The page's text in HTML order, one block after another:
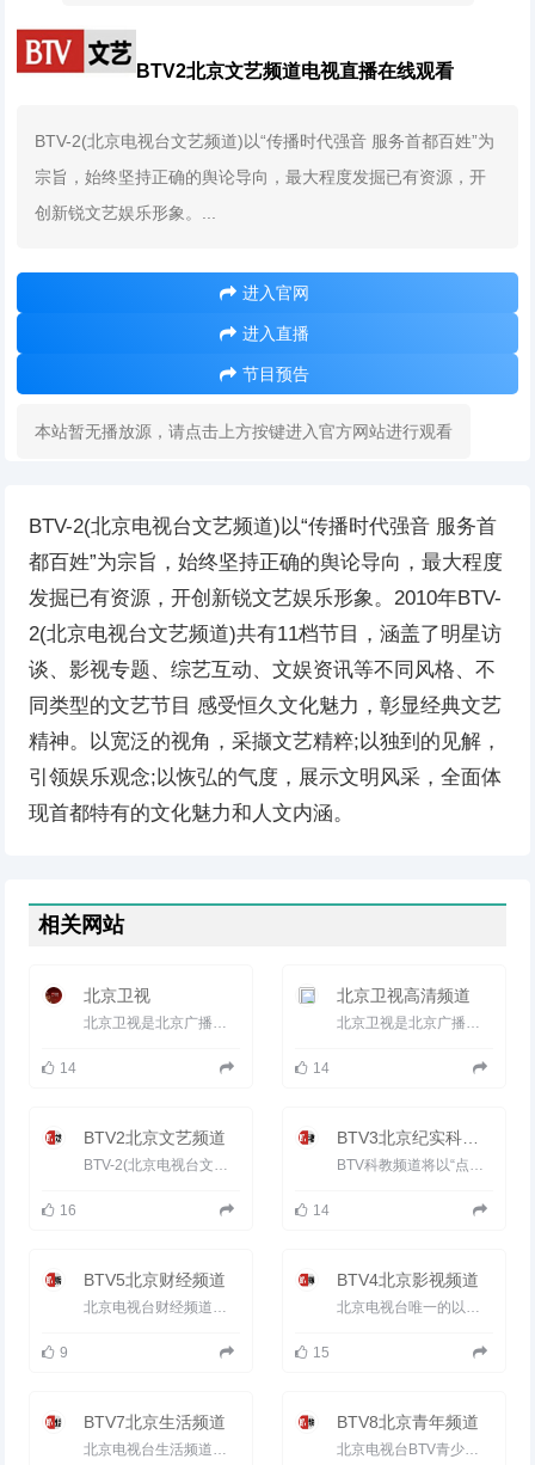
BTV2北京文艺频道电视直播在线观看
BTV-2(北京电视台文艺频道)以“传播时代强音 服务首都百姓”为
宗旨，始终坚持正确的舆论导向，最大程度发掘已有资源，开
创新锐文艺娱乐形象。...
进入官网
进入直播
节目预告
本站暂无播放源，请点击上方按键进入官方网站进行观看
BTV-2(北京电视台文艺频道)以“传播时代强音 服务首
都百姓”为宗旨，始终坚持正确的舆论导向，最大程度
发掘已有资源，开创新锐文艺娱乐形象。2010年BTV-
2(北京电视台文艺频道)共有11档节目，涵盖了明星访
谈、影视专题、综艺互动、文娱资讯等不同风格、不
同类型的文艺节目 感受恒久文化魅力，彰显经典文艺
精神。以宽泛的视角，采撷文艺精粹;以独到的见解，
引领娱乐观念;以恢弘的气度，展示文明风采，全面体
现首都特有的文化魅力和人文内涵。
相关网站
北京卫视
14
北京卫视高清频道
北京卫视是北京广播电视台旗下的综合卫星电视频道。1979年5月16日正式播出，于1998年1月1日上星。1982年，新闻...
14
BTV2北京文艺频道
16
BTV3北京纪实科教频道
14
BTV5北京财经频道
9
BTV4北京影视频道
15
BTV7北京生活频道 BTV8北京青年频道
北京电视台BTV青少频道（Children’s Channel）定位于“立足教育、弘扬公益、重在参与、时尚创新”，拓展传播空间...